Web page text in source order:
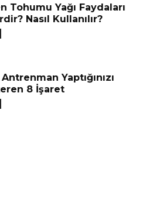
Tohumu Yağı Faydaları
Nasıl Kullanılır?
Antrenman Yaptığınızı
8 İşaret